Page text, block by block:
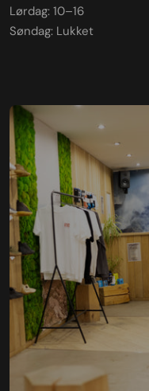
Lørdag: 10–16
Søndag: Lukket